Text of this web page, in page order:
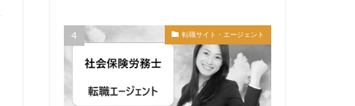
転職サイト・エージェント